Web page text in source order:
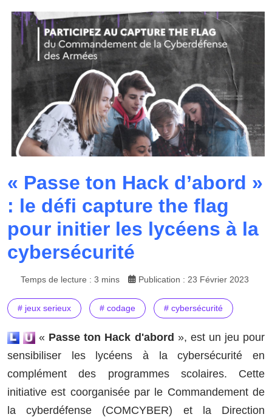
« Passe ton Hack d’abord »
: le défi capture the flag
pour initier les lycéens à la
cybersécurité
Temps de lecture : 3 mins Publication : 23 Février 2023
# jeux serieux # codage # cybersécurité
« Passe ton Hack d'abord », est un jeu pour
sensibiliser les lycéens à la cybersécurité en
complément des programmes scolaires. Cette
initiative est coorganisée par le Commandement de
la cyberdéfense (COMCYBER) et la Direction